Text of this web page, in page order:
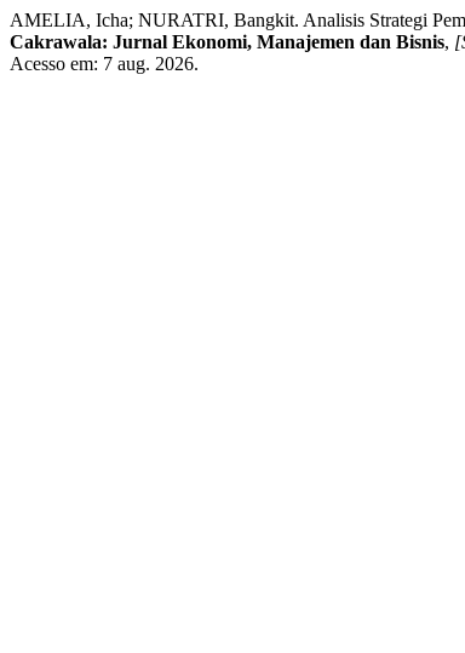
AMELIA, Icha; NURATRI, Bangkit. Analisis Strategi
Cakrawala: Jurnal Ekonomi, Manajemen dan Bisnis,
Acesso em: 7 aug. 2026.